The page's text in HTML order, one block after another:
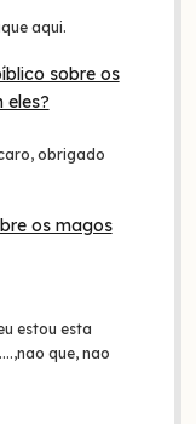
aqui.
sobre os
eles?
obrigado
os magos
estou esta
que, nao